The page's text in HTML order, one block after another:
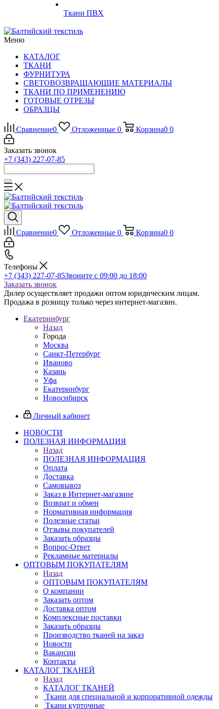
Ткани ПВХ
Меню
КАТАЛОГ
ТКАНИ
ФУРНИТУРА
СВЕТОВОЗВРАЩАЮЩИЕ МАТЕРИАЛЫ
ТКАНИ ПО ПРИМЕНЕНИЮ
ГОТОВЫЕ ОТРЕЗЫ
ОБРАЗЦЫ
Сравнение0 Отложенные 0 Корзина0 0
Заказать звонок
+7 (343) 227-07-85
Сравнение0 Отложенные 0 Корзина0 0
Телефоны
+7 (343) 227-07-85Звоните с 09:00 до 18:00
Заказать звонок
Дилер осуществляет продажи оптом юридическим лицам.
Продажа в розницу только через интернет-магазин.
Екатеринбург
Назад
Города
Москва
Санкт-Петербург
Иваново
Казань
Уфа
Екатеринбург
Новосибирск
Личный кабинет
НОВОСТИ
ПОЛЕЗНАЯ ИНФОРМАЦИЯ
Назад
ПОЛЕЗНАЯ ИНФОРМАЦИЯ
Оплата
Доставка
Самовывоз
Заказ в Интернет-магазине
Возврат и обмен
Нормативная информация
Полезные статьи
Отзывы покупателей
Заказать образцы
Вопрос-Ответ
Рекламные материалы
ОПТОВЫМ ПОКУПАТЕЛЯМ
Назад
ОПТОВЫМ ПОКУПАТЕЛЯМ
О компании
Заказать оптом
Доставка оптом
Комплексные поставки
Заказать образцы
Производство тканей на заказ
Новости
Вакансии
Контакты
КАТАЛОГ ТКАНЕЙ
Назад
КАТАЛОГ ТКАНЕЙ
Ткани для специальной и корпоративной одежды
Ткани курточные